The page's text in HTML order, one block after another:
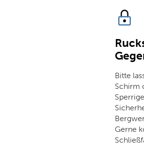
Bitte
Schirm
Gerne